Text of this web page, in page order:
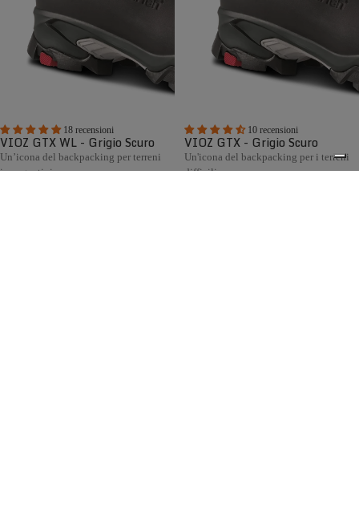
18 recensioni
VIOZ GTX WL - Grigio Scuro
Un’icona del backpacking per terreni
impegnativi
10 recensioni
VIOZ GTX - Grigio Scuro
Un'icona del backpacking per i terreni
difficili